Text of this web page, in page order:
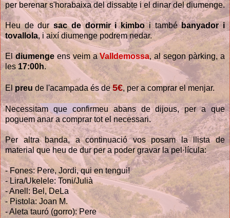
per berenar s'horabaixa del dissabte i el dinar del diumenge.
Heu de dursac de dormir i kimboi tambébanyador i
tovallola, i així diumenge podrem nedar.
Eldiumengeens veim aValldemossa, al segon pàrking, a
les17:00h.
Elpreu de l'acampada és de5€, per a comprar el menjar.
Necessitam que confirmeu abans de dijous, per a que
poguem anar a comprar tot el necessari.
Per altra banda, a continuació vos posam la llista de
material que heu de dur per a poder gravar la pel·lícula:
- Fones: Pere, Jordi, qui en tengui!
- Lira/Ukelele: Toni/Julià
- Anell: Bel, DeLa
- Pistola: Joan M.
- Aleta tauró (gorro): Pere